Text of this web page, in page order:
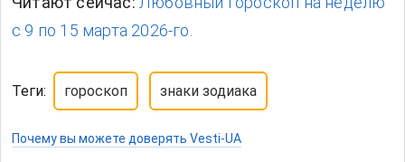
с 9 по 15 марта 2026-го.
Теги: гороскоп знаки зодиака
Почему вы можете доверять Vesti-UA